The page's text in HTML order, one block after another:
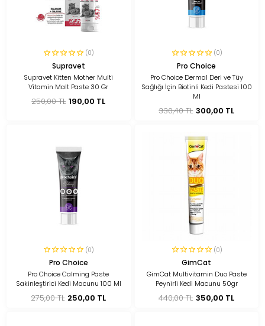
(0)
Supravet
Supravet Kitten Mother Multi
Vitamin Malt Paste 30 Gr
250,00 TL 190,00 TL
(0)
Pro Choice
Pro Choice Dermal Deri ve Tüy
Sağlığı İçin Biotinli Kedi Pastesi 100
Ml
330,40 TL 300,00 TL
(0)
Pro Choice
Pro Choice Calming Paste
Sakinleştirici Kedi Macunu 100 Ml
275,00 TL 250,00 TL
(0)
GimCat
GimCat Multivitamin Duo Paste
Peynirli Kedi Macunu 50gr
440,00 TL 350,00 TL